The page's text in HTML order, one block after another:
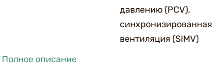
давлению (PCV),
синхронизированная
вентиляция (SIMV)
Полное описание